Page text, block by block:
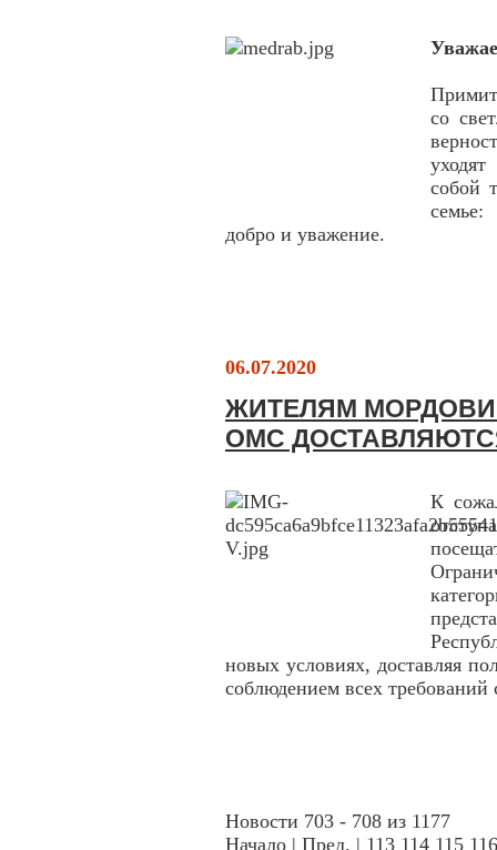
со
собой
добро и уважение.
06.07.2020
ЖИТЕЛЯМ
ОМС
К
новых условиях, доставляя
соблюдением всех
Новости 703 - 708 из 1177
Начало | Пред. | 113 114 115 116